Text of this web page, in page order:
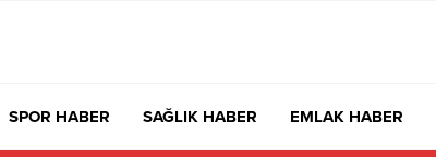
SPOR HABER SAĞLIK HABER EMLAK HABER